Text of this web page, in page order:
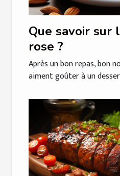
Que savoir sur
rose ?
Après un bon repas, bon
aiment goûter à un